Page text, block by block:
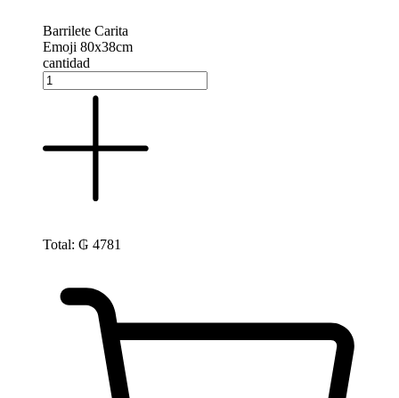
Barrilete Carita
Emoji 80x38cm
cantidad
Total: ₲ 4781